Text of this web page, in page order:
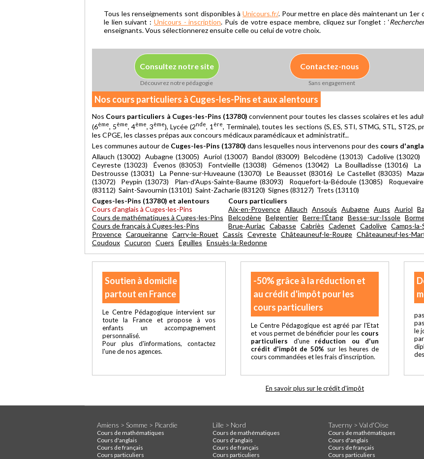
Tous les renseignements sont disponibles à Unicours.fr/. Pour mettre en place dès maintenant un 1er
le lien suivant : Unicours - inscription. Puis de votre espace membre, cliquez sur l’onglet : ‘
enseignants. Vous sélectionnerez ensuite celle ou celui de votre choix.
Consultez notre site
Découvrez notre pédagogie
Contactez-nous
Sans engagement
Nos cours particuliers à Cuges-les-Pins et aux alentours
Nos Cours particuliers à Cuges-les-Pins (13780) conviennent pour toutes les classes scolaires et les
(6ème, 5ème, 4ème, 3ème), Lycée (2nde, 1 ère, Terminale), toutes les sections (S, ES, STI, STMG, STL, ST2S,
les CPGE, les classes prépas aux concours médicaux paramédicaux et administratif...
Les communes autour de Cuges-les-Pins (13780) dans lesquelles nous intervenons pour des cours
Allauch (13002) Aubagne (13005) Auriol (13007) Bandol (83009) Belcodène (13013) Cadolive (13020)
Ceyreste (13023) Évenos (83053) Fontvieille (13038) Gémenos (13042) La Bouilladisse (13016)
Destrousse (13031) La Penne-sur-Huveaune (13070) Le Beausset (83016) Le Castellet (83035)
(13072) Peypin (13073) Plan-d'Aups-Sainte-Baume (83093) Roquefort-la-Bédoule (13085)
(83112) Saint-Savournin (13101) Saint-Zacharie (83120) Signes (83127) Trets (13110)
Cuges-les-Pins (13780) et alentours
Cours d'anglais à Cuges-les-Pins
Cours de mathématiques à Cuges-les-Pins
Cours de français à Cuges-les-Pins
Cours particuliers
Aix-en-Provence Allauch Ansouis Aubagne Aups Auriol
Belcodène Belgentier Berre-l'Étang Besse-sur-Issole
Brue-Auriac Cabasse Cabriès Cadenet Cadolive Camps-la-
Provence Carqueiranne Carry-le-Rouet Cassis Ceyreste Châteauneuf-le-Rouge Châteauneuf-les-
Coudoux Cucuron Cuers Éguilles Ensuès-la-Redonne
Soutien à domicile
partout en France
Le Centre Pédagogique intervient sur
toute la France et propose à vos
enfants un accompagnement
personnalisé.
Pour plus d'informations, contactez
l'une de nos agences.
-50% grâce à la réduction et
au crédit d'impôt pour les
cours particuliers
Le Centre Pédagogique est agréé par l'Etat
et vous permet de bénéficier pour les cours
particuliers d'une réduction ou d'un
crédit d'impôt de 50% sur les heures de
cours commandées et les frais d'inscription.
En savoir plus sur le crédit d'impôt
le
Amiens > Somme > Picardie
Cours de mathématiques
Cours d'anglais
Cours de français
Cours particuliers
Lille > Nord
Cours de mathématiques
Cours d'anglais
Cours de français
Cours particuliers
Taverny > Val d'Oise
Cours de mathématiques
Cours d'anglais
Cours de français
Cours particuliers